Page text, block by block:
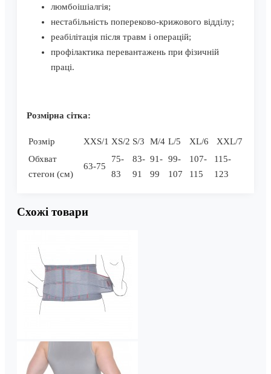
люмбоішіалгія;
нестабільність попереково-крижового відділу;
реабілітація після травм і операцій;
профілактика перевантажень при фізичній
праці.
Розмірна сітка:
Розмір XXS/1 XS/2 S/3 M/4 L/5 XL/6
XXL/7
Обхват
стегон (см)
63-75
75-
83
83-
91
91-
99
99-
107
107-
115
115-
123
Схожі товари